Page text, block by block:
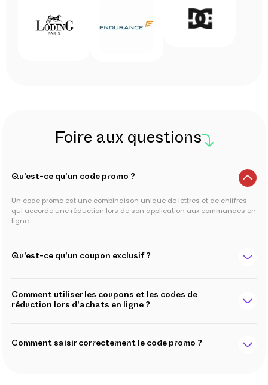
Foire aux questions
Qu'est-ce qu'un code promo ?
Un code promo est une combinaison unique de lettres et de chiffres
qui accorde une réduction lors de son application aux commandes en
ligne.
Qu'est-ce qu'un coupon exclusif ?
Comment utiliser les coupons et les codes de
réduction lors d'achats en ligne ?
Comment saisir correctement le code promo ?